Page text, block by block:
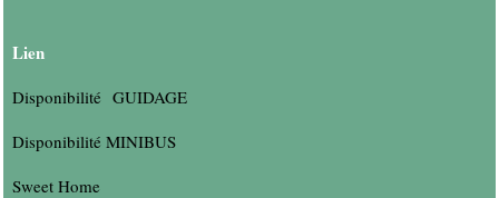
Lien
Disponibilité GUIDAGE
Disponibilité MINIBUS
Sweet Home